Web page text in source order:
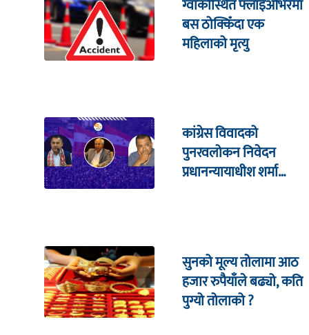
ग्वार्कोस्थित फ्लाइओभरमा
बस ठोक्किँदा एक
महिलाको मृत्यु
कांग्रेस विवादको
पुनरवलोकन निवेदन
प्रधानन्यायाधीश शर्मा
सुनको मूल्य तोलामा आठ
हजार रुपैयाँले बढ्यो, कति
पुग्यो तोलाको ?